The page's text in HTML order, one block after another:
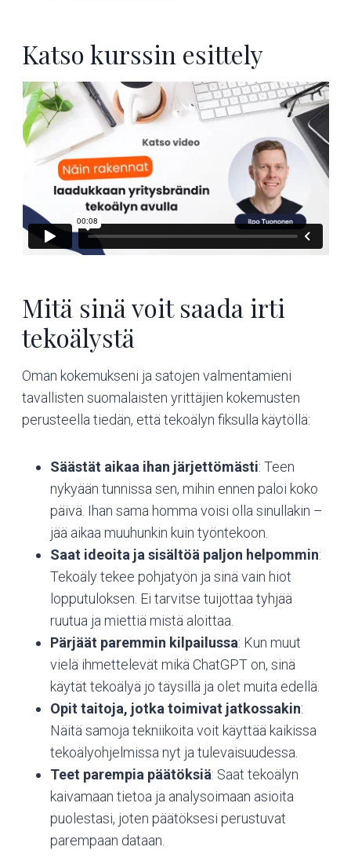
Katso kurssin esittely
Mitä sinä voit saada irti
tekoälystä
Oman kokemukseni ja satojen valmentamieni
tavallisten suomalaisten yrittäjien kokemusten
perusteella tiedän, että tekoälyn fiksulla käytöllä:
Säästät aikaa ihan järjettömästi: Teen
nykyään tunnissa sen, mihin ennen paloi koko
päivä. Ihan sama homma voisi olla sinullakin –
jää aikaa muuhunkin kuin työntekoon.
Saat ideoita ja sisältöä paljon helpommin:
Tekoäly tekee pohjatyön ja sinä vain hiot
lopputuloksen. Ei tarvitse tuijottaa tyhjää
ruutua ja miettiä mistä aloittaa.
Pärjäät paremmin kilpailussa: Kun muut
vielä ihmettelevät mikä ChatGPT on, sinä
käytät tekoälyä jo täysillä ja olet muita edellä.
Opit taitoja, jotka toimivat jatkossakin:
Näitä samoja tekniikoita voit käyttää kaikissa
tekoälyohjelmissa nyt ja tulevaisuudessa.
Teet parempia päätöksiä: Saat tekoälyn
kaivamaan tietoa ja analysoimaan asioita
puolestasi, joten päätöksesi perustuvat
parempaan dataan.